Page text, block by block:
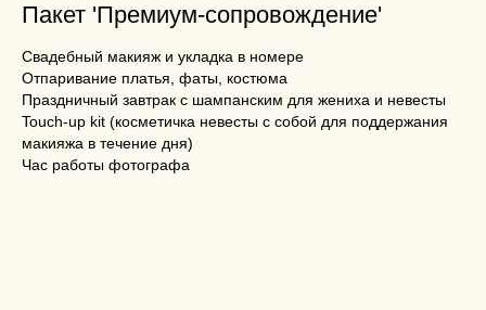
Пакет 'Премиум-сопровождение'
Свадебный макияж и укладка в номере
Отпаривание платья, фаты, костюма
Праздничный завтрак с шампанским для жениха и невесты
Touch-up kit (косметичка невесты с собой для поддержания
макияжа в течение дня)
Час работы фотографа